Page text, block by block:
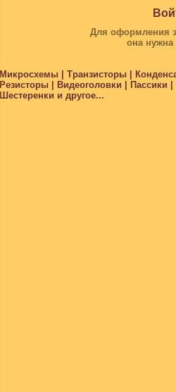
Для оформления
она
Микросхемы | Транзисторы |
Резисторы | Видеоголовки |
Шестеренки и другое...